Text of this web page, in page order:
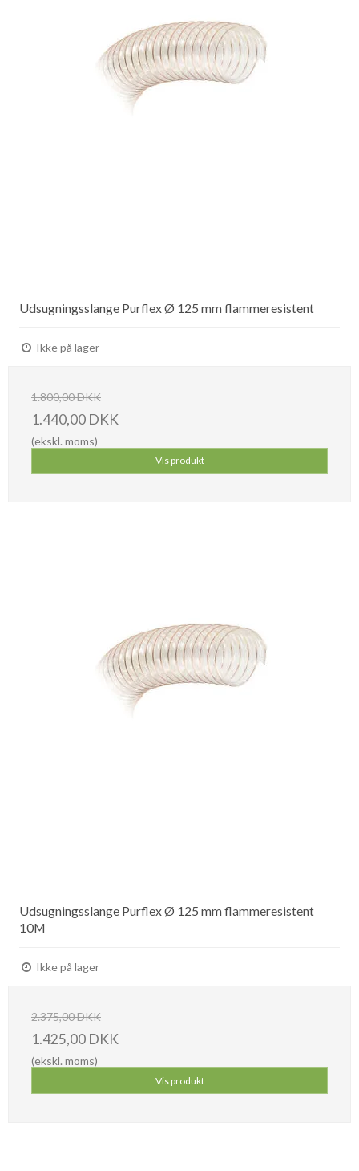
Udsugningsslange Purflex Ø 125 mm flammeresistent
Ikke på lager
1.800,00 DKK
1.440,00 DKK
(ekskl. moms)
Vis produkt
Udsugningsslange Purflex Ø 125 mm flammeresistent
10M
Ikke på lager
2.375,00 DKK
1.425,00 DKK
(ekskl. moms)
Vis produkt